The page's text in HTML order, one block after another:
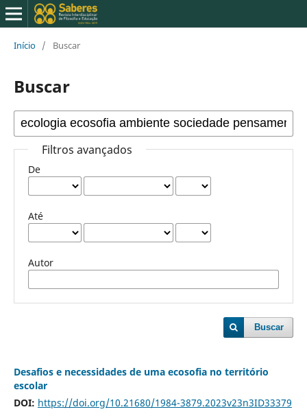
Início / Buscar
Buscar
Filtros avançados
De
Até
Autor
Buscar
Desafios e necessidades de uma ecosofia no território
escolar
DOI: https://doi.org/10.21680/1984-3879.2023v23n3ID33379